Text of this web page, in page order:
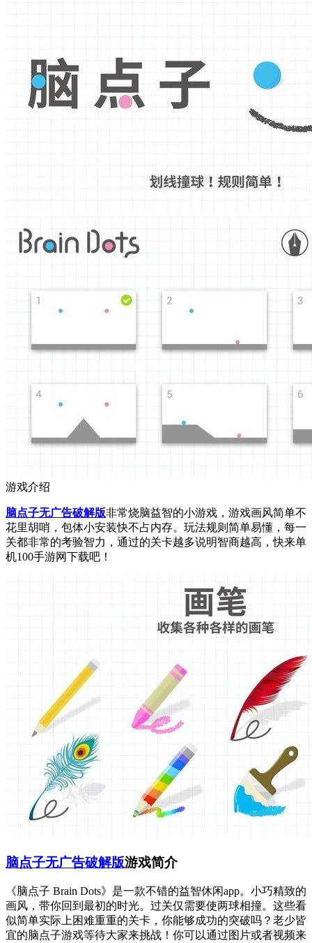
游戏介绍
脑点子无广告破解版非常烧脑益智的小游戏，游戏画风简单不
花里胡哨，包体小安装快不占内存。玩法规则简单易懂，每一
关都非常的考验智力，通过的关卡越多说明智商越高，快来单
机100手游网下载吧！
脑点子无广告破解版游戏简介
《脑点子 Brain Dots》是一款不错的益智休闲app。小巧精致的
画风，带你回到最初的时光。过关仅需要使两球相撞。这些看
似简单实际上困难重重的关卡，你能够成功的突破吗？老少皆
宜的脑点子游戏等待大家来挑战！你可以通过图片或者视频来